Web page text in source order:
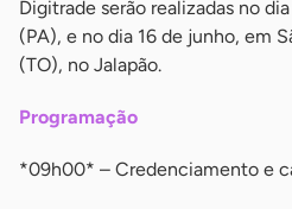
Digitrade serão realizadas no
(PA), e no dia 16 de junho, em
(TO), no Jalapão.
Programação
*09h00* – Credenciamento e